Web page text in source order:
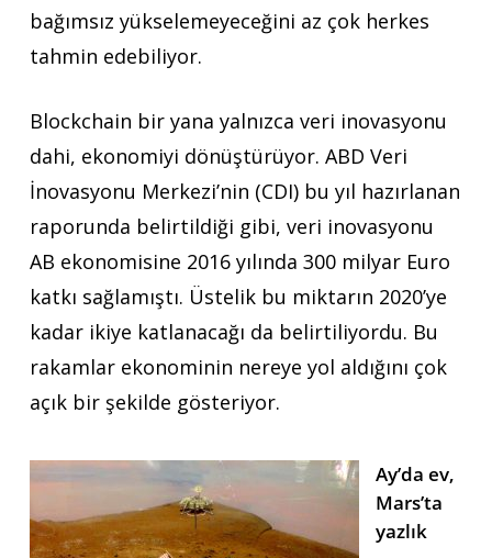
bağımsız yükselemeyeceğini az çok herkes
tahmin edebiliyor.
Blockchain bir yana yalnızca veri inovasyonu
dahi, ekonomiyi dönüştürüyor. ABD Veri
İnovasyonu Merkezi’nin (CDI) bu yıl hazırlanan
raporunda belirtildiği gibi, veri inovasyonu
AB ekonomisine 2016 yılında 300 milyar Euro
katkı sağlamıştı. Üstelik bu miktarın 2020’ye
kadar ikiye katlanacağı da belirtiliyordu. Bu
rakamlar ekonominin nereye yol aldığını çok
açık bir şekilde gösteriyor.
Ay’da ev,
Mars’ta
yazlık